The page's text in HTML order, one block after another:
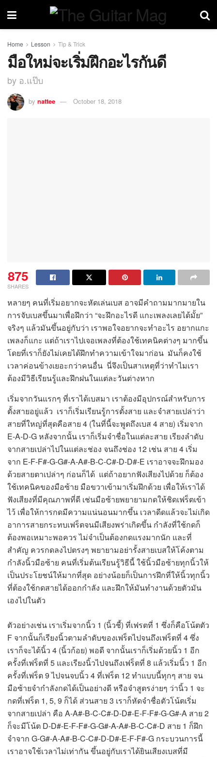
Home Lesson Tip & Trick
มือใหม่จะเริ่มฝึกอะไรกันดี
by อ.แป๊บ
by nattee October 18, 2018
875
SHARES
หลายๆ คนที่เริ่มอยากจะหัดเล่นเบส อาจมีคำถามมากมายใน
การจับเบสขึ้นมาเพื่อฝึกว่า “จะฝึกอะไรดี แกะเพลงเลยได้มั้ย”
จริงๆ แล้วมันขึ้นอยู่กับว่า เราพอใจอยากจะทำอะไร อยากแกะ
เพลงก็แกะ แต่ถ้าเราไปเจอเพลงที่ต้องใช้เทคนิคต่างๆ มากขึ้น
โดยที่เราก็ยังไม่เคยได้ฝึกทำความเข้าใจมาก่อน มันก็คงใช้
เวลาค่อนข้างเยอะกว่าคนอื่น นี่จึงเป็นสาเหตุที่ว่าทำไมเรา
ต้องมีวิธีเรียนรู้และฝึกฝนในแต่ละวันต่างหาก
เริ่มจากวันแรกๆ ที่เราได้เบสมา เราต้องมีอุปกรณ์สำหรับการ
ตั้งสายอยู่แล้ว เราก็เริ่มเรียนรู้การตั้งสาย และจำสายเปล่าว่า
สายที่ใหญ่ที่สุดคือสาย 4 (ในที่นี้จะพูดถึงเบส 4 สาย) เริ่มจาก
E-A-D-G หลังจากนั้น เราก็เริ่มจำชื่อในแต่ละสาย เรียงลำดับ
จากสายเปล่าไปในแต่ละช่อง จนถึงช่อง 12 เช่น สาย 4 เริ่ม
จาก E-F-F#-G-G#-A-A#-B-C-C#-D-D#-E เราอาจจะฝึกมอง
ด้วยสายตาเปล่าๆ ก่อนก็ได้ แต่ถ้าอยากฟังเสียงไปด้วย ก็ต้อง
ใช้เทคนิคของมือซ้าย มือขวาเข้ามาเริ่มฝึกด้วย เพื่อให้เราได้
ฟังเสียงที่มีคุณภาพที่ดี เช่นมือซ้ายพยายามกดให้ชิดเฟร็ตเข้า
ไว้ เพื่อให้การกดมีความแน่นอนมากขึ้น เวลาดีดแล้วจะไม่เกิด
อาการสายกระทบเฟร็ตจนมีเสียงพร่าเกิดขึ้น กำลังที่ใช้กดก็
ต้องพอเหมาะพอควร ไม่จำเป็นต้องกดแรงมากนัก และที่
สำคัญ ควรกดลงไปตรงๆ พยายามอย่ารั้งสายเบสให้โค้งตาม
กำลังนิ้วมือซ้าย คนที่เริ่มต้นเรียนรู้วิธีนี้ ใช้นิ้วมือซ้ายทุกนิ้วให้
เป็นประโยชน์ให้มากที่สุด อย่างน้อยก็เป็นการฝึกที่ให้นิ้วทุกนิ้ว
ที่ต้องใช้กดสายได้ออกกำลัง และฝึกให้มันทำงานด้วยตัวมัน
เองไปในตัว
ตัวอย่างเช่น เราเริ่มจากนิ้ว 1 (นิ้วชี้) ที่เฟรตที่ 1 ซึ่งก็คือโน้ตตัว
F จากนั้นก็เรียงนิ้วตามลำดับของเฟร็ตไปจนถึงเฟร็ตที่ 4 ซึ่ง
เราก็จะได้นิ้ว 4 (นิ้วก้อย) พอดี จากนั้นเราก็เริ่มด้วยนิ้ว 1 อีก
ครั้งที่เฟร็ตที่ 5 และเรียงนิ้วไปจนถึงเฟร็ตที่ 8 แล้วเริ่มนิ้ว 1 อีก
ครั้งที่เฟร็ต 9 ไปจนจบนิ้ว 4 ที่เฟร็ต 12 ทำแบบนี้ทุกๆ สาย จน
มือซ้ายจำกำลังกดได้เป็นอย่างดี หรือจำสูตรง่ายๆ ว่านิ้ว 1 จะ
กดที่เฟร็ต 1, 5, 9 ก็ได้ ส่วนสาย 3 เราก็หัดจำชื่อตัวโน้ตเริ่ม
จากสายเปล่า คือ A-A#-B-C-C#-D-D#-E-F-F#-G-G#-A สาย 2
ก็จะมีโน้ต D-D#-E-F-F#-G-G#-A-A#-B-C-C#-D สาย 1 ก็ฝึก
จำจาก G-G#-A-A#-B-C-C#-D-D#-E-F-F#-G กระบวนการนี้
เราอาจใช้เวลาไม่เท่ากัน ขึ้นอยู่กับเราได้ยินเสียงเบสที่มี